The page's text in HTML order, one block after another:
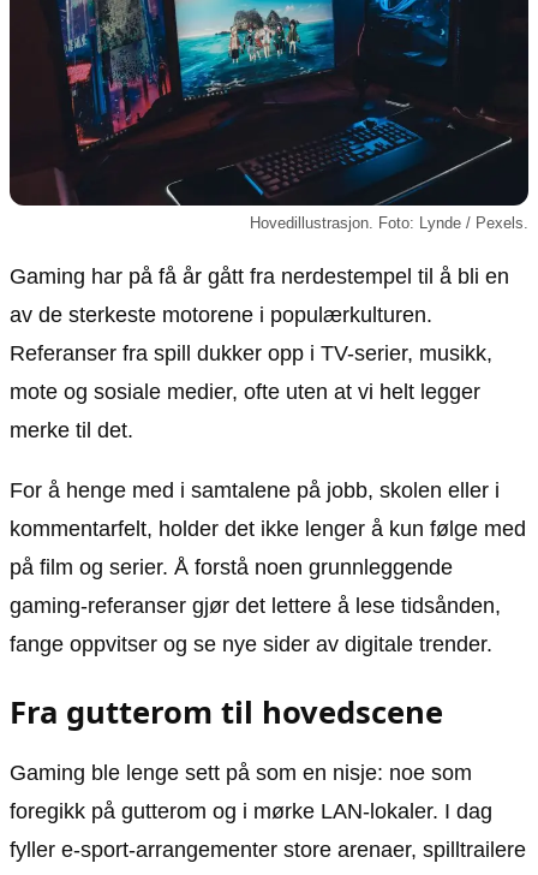
Filmkveld
Seervaner
Soundtrack
Etiske retningslinjer
Personvernerklæring
Redaksjonell policy
Informasjon
Forfattere og redaksjon
Retningslinjer for rettelser
Hovedillustrasjon. Foto: Lynde / Pexels.
Gaming har på få år gått fra nerdestempel til å bli en
av de sterkeste motorene i populærkulturen.
Referanser fra spill dukker opp i TV-serier, musikk,
mote og sosiale medier, ofte uten at vi helt legger
merke til det.
For å henge med i samtalene på jobb, skolen eller i
kommentarfelt, holder det ikke lenger å kun følge med
på film og serier. Å forstå noen grunnleggende
gaming-referanser gjør det lettere å lese tidsånden,
fange oppvitser og se nye sider av digitale trender.
Fra gutterom til hovedscene
Gaming ble lenge sett på som en nisje: noe som
foregikk på gutterom og i mørke LAN-lokaler. I dag
fyller e-sport-arrangementer store arenaer, spilltrailere